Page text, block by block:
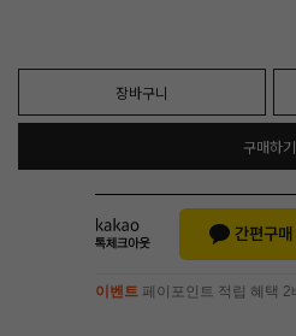
장바구니
구매하기
이벤트 페이포인트 적립 혜택 2